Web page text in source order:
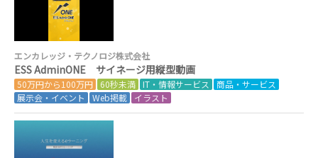
エンカレッジ・テクノロジ株式会社
ESS AdminONE サイネージ用縦型動画
50万円から100万円 60秒未満 IT・情報サービス
商品・サービス
展示会・イベント
Web掲載 イラスト